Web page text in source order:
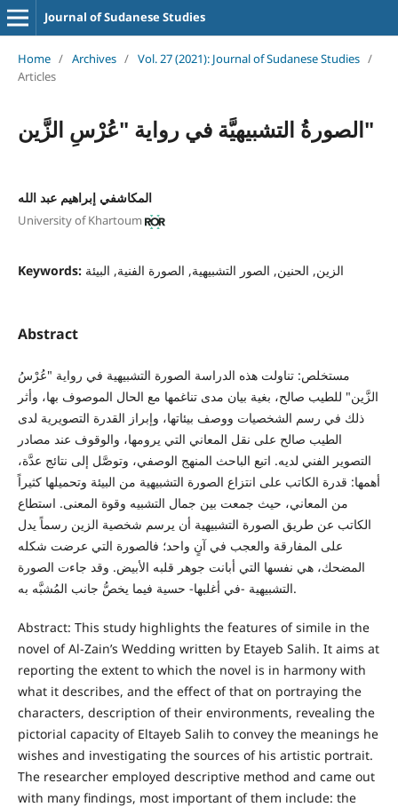
Journal of Sudanese Studies
Home / Archives / Vol. 27 (2021): Journal of Sudanese Studies /
Articles
الصورةُ التشبيهيَّة في رواية "عُرْسِ الزَّين"
المكاشفي إبراهيم عبد الله
University of Khartoum
Keywords: الزين, الحنين, الصور التشبيهية, الصورة الفنية, البيئة
Abstract
مستخلص: تناولت هذه الدراسة الصورة التشبيهية في رواية "عُرْسُ
الزَّين" للطيب صالح، بغية بيان مدى تناغمها مع الحال الموصوف بها، وأثر
ذلك في رسم الشخصيات ووصف بيئاتها، وإبراز القدرة التصويرية لدى
الطيب صالح على نقل المعاني التي يرومها، والوقوف عند مصادر
التصوير الفني لديه. اتبع الباحث المنهج الوصفي، وتوصَّل إلى نتائج عدَّة،
أهمها: قدرة الكاتب على انتزاع الصورة التشبيهية من البيئة وتحميلها كثيراً
من المعاني، حيث جمعت بين جمال التشبيه وقوة المعنى. استطاع
الكاتب عن طريق الصورة التشبيهية أن يرسم شخصية الزين رسماً يدل
على المفارقة والعجب في آنٍ واحد؛ فالصورة التي عرضت شكله
المضحك، هي نفسها التي أبانت جوهر قلبه الأبيض. وقد جاءت الصورة
التشبيهية -في أغلبها- حسية فيما يخصُّ جانب المُشبَّه به.
Abstract: This study highlights the features of simile in the
novel of Al-Zain’s Wedding written by Etayeb Salih. It aims at
reporting the extent to which the novel is in harmony with
what it describes, and the effect of that on portraying the
characters, description of their environments, revealing the
pictorial capacity of Eltayeb Salih to convey the meanings he
wishes and investigating the sources of his artistic portrait.
The researcher employed descriptive method and came out
with many findings, most important of them include: the